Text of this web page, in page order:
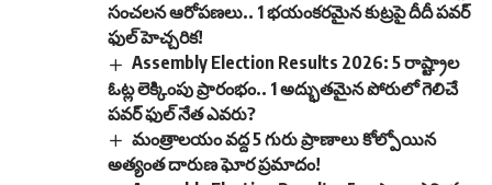
సంచలన ఆరోపణలు.. 1 భయంకరమైన కుట్రపై దీదీ పవర్
ఫుల్ హెచ్చరిక!
Assembly Election Results 2026: 5 రాష్ట్రాల
ఓట్ల లెక్కింపు ప్రారంభం.. 1 అద్భుతమైన పోరులో గెలిచే
పవర్ ఫుల్ నేత ఎవరు?
మంత్రాలయం వద్ద 5 గురు ప్రాణాలు కోల్పోయిన
అత్యంత దారుణ ఘోర ప్రమాదం!